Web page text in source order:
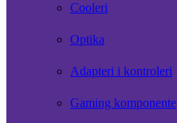
Cooleri
Optika
Adapteri i kontroleri
Gaming komponente